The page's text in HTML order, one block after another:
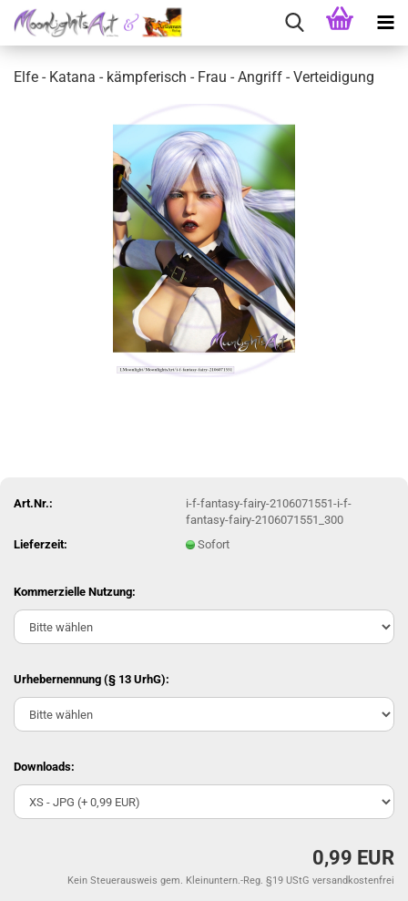
Elfe - Katana - kämpferisch - Frau - Angriff - Verteidigung
Art.Nr.:
i-f-fantasy-fairy-210‎607‏‎1551-i-f-
fantasy-fairy-210‎607‏‎1551_300
Lieferzeit:
Sofort
Kommerzielle Nutzung:
Urhebernennung (§ 13 UrhG):
Downloads:
0,99 EUR
Kein Steuerausweis gem. Kleinuntern.-Reg. §19 UStG versandkostenfrei